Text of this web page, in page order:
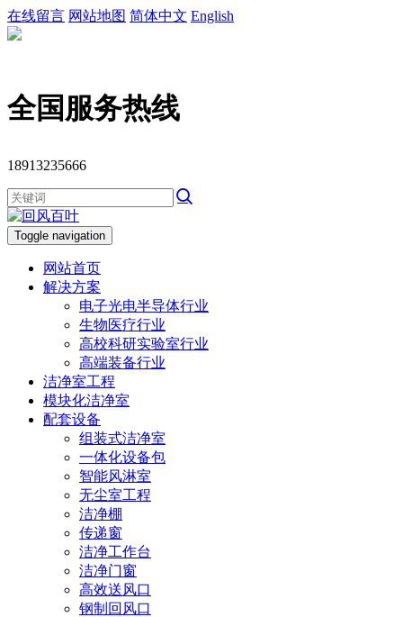
在线留言 网站地图 简体中文 English
全国服务热线
18913235666
Toggle navigation
网站首页
解决方案
电子光电半导体行业
生物医疗行业
高校科研实验室行业
高端装备行业
洁净室工程
模块化洁净室
配套设备
组装式洁净室
一体化设备包
智能风淋室
无尘室工程
洁净棚
传递窗
洁净工作台
洁净门窗
高效送风口
钢制回风口